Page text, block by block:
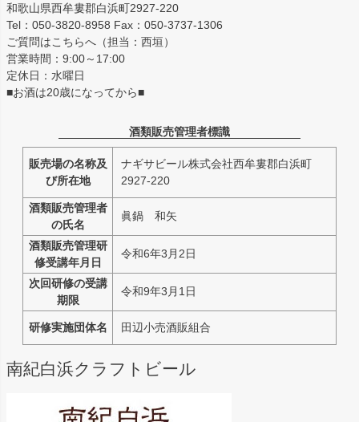
和歌山県西牟婁郡白浜町2927-220
Tel：050-3820-8958 Fax：050-3737-1306
ご質問はこちらへ（担当：西垣）
営業時間：9:00～17:00
定休日：水曜日
■お酒は20歳になってから■
酒類販売管理者標識
販売場の名称及
び所在地
ナギサビール株式会社西牟婁郡白浜町
2927-220
酒類販売管理者
の氏名
眞鍋 和矢
酒類販売管理研
修受講年月日
令和6年3月2日
次回研修の受講
期限
令和9年3月1日
研修実施団体名 田辺小売酒販組合
南紀白浜クラフトビール